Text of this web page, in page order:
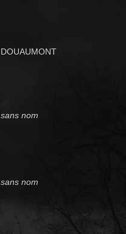
DOUAUMONT
sans nom
sans nom